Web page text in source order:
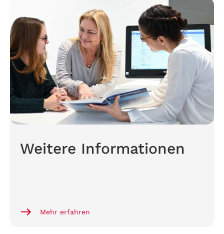
Weitere Informationen
Mehr erfahren